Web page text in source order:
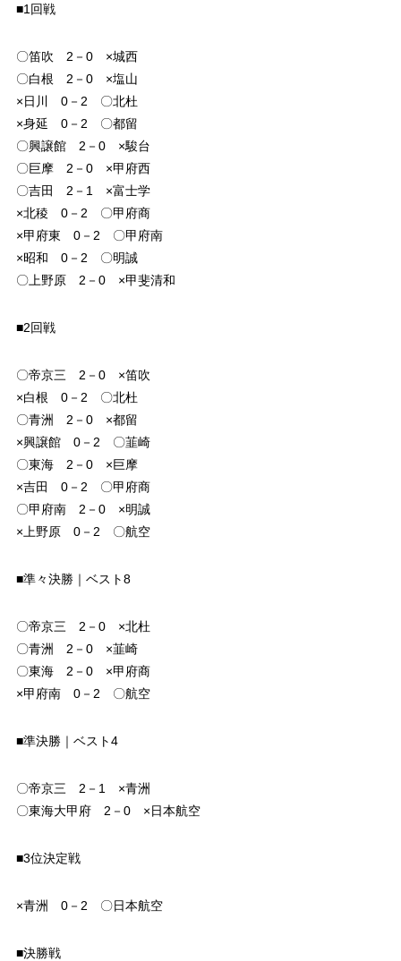
■1回戦
〇笛吹 2－0 ×城西
〇白根 2－0 ×塩山
×日川 0－2 〇北杜
×身延 0－2 〇都留
〇興譲館 2－0 ×駿台
〇巨摩 2－0 ×甲府西
〇吉田 2－1 ×富士学
×北稜 0－2 〇甲府商
×甲府東 0－2 〇甲府南
×昭和 0－2 〇明誠
〇上野原 2－0 ×甲斐清和
■2回戦
〇帝京三 2－0 ×笛吹
×白根 0－2 〇北杜
〇青洲 2－0 ×都留
×興譲館 0－2 〇韮崎
〇東海 2－0 ×巨摩
×吉田 0－2 〇甲府商
〇甲府南 2－0 ×明誠
×上野原 0－2 〇航空
■準々決勝｜ベスト8
〇帝京三 2－0 ×北杜
〇青洲 2－0 ×韮崎
〇東海 2－0 ×甲府商
×甲府南 0－2 〇航空
■準決勝｜ベスト4
〇帝京三 2－1 ×青洲
〇東海大甲府 2－0 ×日本航空
■3位決定戦
×青洲 0－2 〇日本航空
■決勝戦